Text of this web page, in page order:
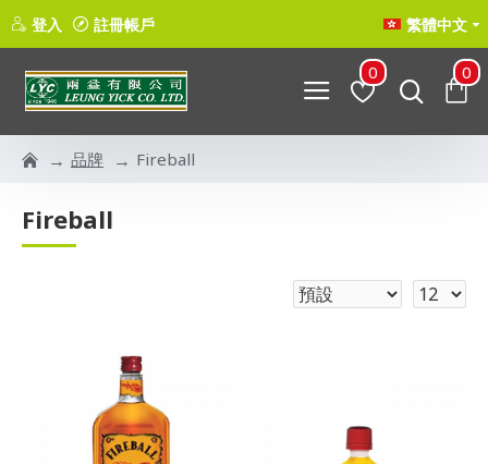
登入 註冊帳戶 繁體中文
0 0
品牌 Fireball
Fireball